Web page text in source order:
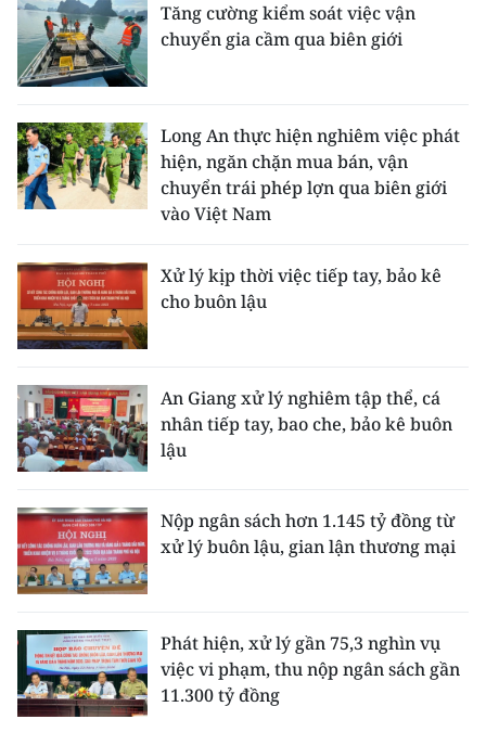
THỜI NAY
NHÂN DÂN CUỐI TUẦN
NHÂN DÂN HẰNG THÁNG
MUA BÁO
ENGLISH
FRANÇAIS
РУССКИЙ
ESPAÑOL
한국어
Tăng cường kiểm soát việc vận
chuyển gia cầm qua biên giới
Long An thực hiện nghiêm việc phát
hiện, ngăn chặn mua bán, vận
chuyển trái phép lợn qua biên giới
vào Việt Nam
Xử lý kịp thời việc tiếp tay, bảo kê
cho buôn lậu
An Giang xử lý nghiêm tập thể, cá
nhân tiếp tay, bao che, bảo kê buôn
lậu
Nộp ngân sách hơn 1.145 tỷ đồng từ
xử lý buôn lậu, gian lận thương mại
Phát hiện, xử lý gần 75,3 nghìn vụ
việc vi phạm, thu nộp ngân sách gần
11.300 tỷ đồng